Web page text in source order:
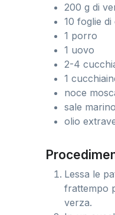
200 g di
10 foglie
1 porro
1 uovo
2-4
1
noce
sale
olio
Lessa le
frattempo
verza.